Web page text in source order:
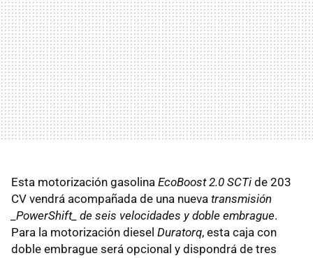
Esta motorización gasolina EcoBoost 2.0 SCTi de 203
CV vendrá acompañada de una nueva transmisión
_PowerShift_ de seis velocidades y doble embrague.
Para la motorización diesel Duratorq, esta caja con
doble embrague será opcional y dispondrá de tres